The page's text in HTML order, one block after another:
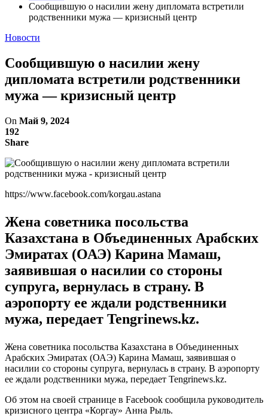
Сообщившую о насилии жену дипломата встретили
родственники мужа — кризисный центр
Новости
Сообщившую о насилии жену
дипломата встретили родственники
мужа — кризисный центр
On Май 9, 2024
192
Share
https://www.facebook.com/korgau.astana
Жена советника посольства
Казахстана в Объединенных Арабских
Эмиратах (ОАЭ) Карина Мамаш,
заявившая о насилии со стороны
супруга, вернулась в страну. В
аэропорту ее ждали родственники
мужа, передает Tengrinews.kz.
Жена советника посольства Казахстана в Объединенных
Арабских Эмиратах (ОАЭ) Карина Мамаш, заявившая о
насилии со стороны супруга, вернулась в страну. В аэропорту
ее ждали родственники мужа, передает Tengrinews.kz.
Об этом на своей странице в Facebook сообщила руководитель
кризисного центра «Коргау» Анна Рыль.